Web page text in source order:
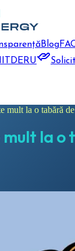
Blog
DERU
mult la o tabără
la o